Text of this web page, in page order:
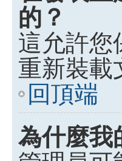
的？
這允許您
重新裝載
回頂端
為什麼我